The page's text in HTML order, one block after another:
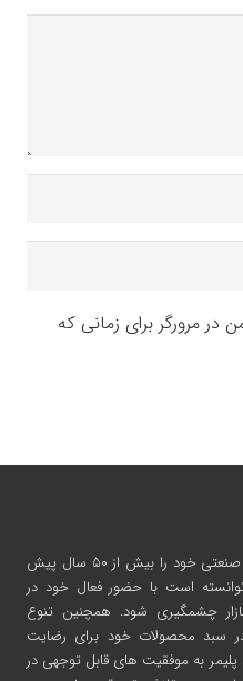
در مرورگر برای زمانی که
که پروانه صنعتی خود را بیش از ۵۰ سال پیش
است با حضور فعال خود در
چشمگیری شود. همچنین تنوع
سبد محصولات خود برای رضایت
به موفقیت های قابل توجهی در